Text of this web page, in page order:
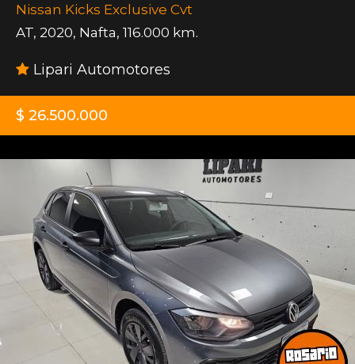
Nissan Kicks Exclusive Cvt
AT, 2020, Nafta, 116.000 km.
Lipari Automotores
$ 26.500.000